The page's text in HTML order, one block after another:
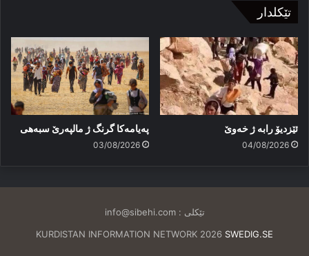
تێکلدار
ئێزدیۆ رابە ژ خەوێ
04/08/2026
پەیامەكا گرنگ ژ مالپەرێ سبەهی
03/08/2026
تێکلی :info@sibehi.com
KURDISTAN INFORMATION NETWORK 2026 SWEDIG.SE